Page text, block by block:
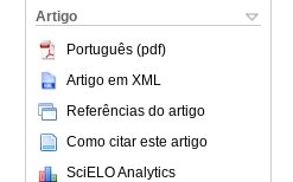
Artigo
Português (pdf)
Artigo em XML
Referências do artigo
Como citar este artigo
SciELO Analytics